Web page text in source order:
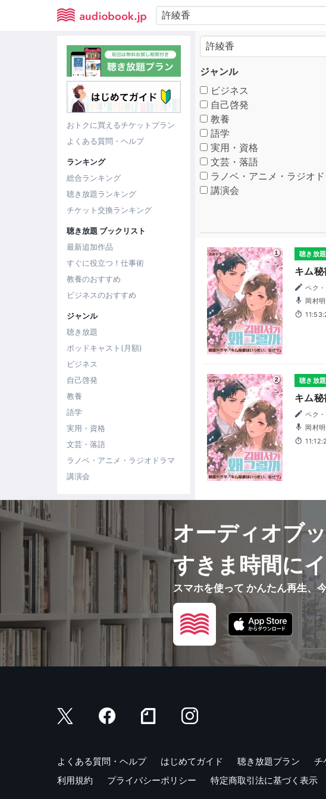
おトクに買えるチケットプラン
よくある質問・ヘルプ
ランキング
総合ランキング
聴き放題ランキング
チケット交換ランキング
聴き放題 ブックリスト
最新追加作品
すぐに役立つ！仕事術
教養のおすすめ
ビジネスのおすすめ
ジャンル
聴き放題
ポッドキャスト(月額)
ビジネス
自己啓発
教養
語学
実用・資格
文芸・落語
ラノベ・アニメ・ラジオドラマ
講演会
ジャンル
ビジネス
自己啓発
教養
語学
実用・資格
文芸・落語
ラノベ・アニメ・ラジオ
講演会
聴き放
キム
ペク
岡村
聴き放
キム
ペク
岡村
オーディオブ
すきま時間に
スマホを使って かんたん再生、
よくある質問・ヘルプ はじめてガイド 聴き放題プラン チ
利用規約
プライバシーポリシー 特定商取引法に基づく表示